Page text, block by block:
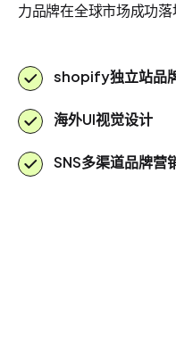
力品牌在全球市场成功落
shopify独立站品
海外UI视觉设计
SNS多渠道品牌营